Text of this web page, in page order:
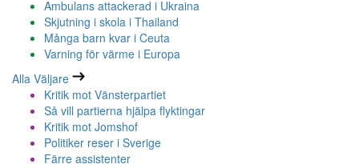
Ambulans attackerad i Ukraina
Skjutning i skola i Thailand
Många barn kvar i Ceuta
Varning för värme i Europa
Alla Väljare
Kritik mot Vänsterpartiet
Så vill partierna hjälpa flyktingar
Kritik mot Jomshof
Politiker reser i Sverige
Färre assistenter